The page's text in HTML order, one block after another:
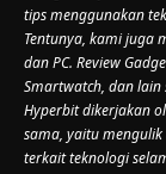
tips menggunakan
Tentunya, kami juga
dan PC. Review
Smartwatch, dan lain
Hyperbit dikerjakan
sama, yaitu
terkait teknologi